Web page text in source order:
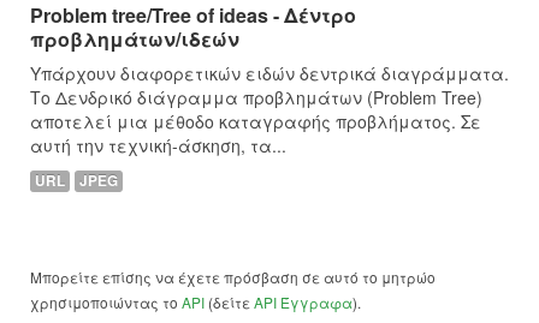
Problem tree/Tree of ideas - Δέντρο
προβλημάτων/ιδεών
Υπάρχουν διαφορετικών ειδών δεντρικά διαγράμματα.
Το Δενδρικό διάγραμμα προβλημάτων (Problem Tree)
αποτελεί μια μέθοδο καταγραφής προβλήματος. Σε
αυτή την τεχνική-άσκηση, τα...
URL JPEG
Μπορείτε επίσης να έχετε πρόσβαση σε αυτό το μητρώο
χρησιμοποιώντας το API (δείτε API Έγγραφα).